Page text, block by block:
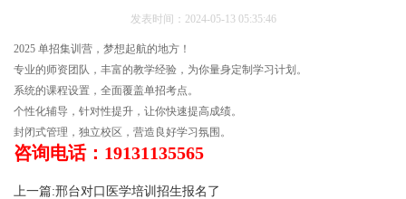
发表时间：2024-05-13 05:35:46
2025 单招集训营，梦想起航的地方！
专业的师资团队，丰富的教学经验，为你量身定制学习计划。
系统的课程设置，全面覆盖单招考点。
‍个性化辅导，针对性提升，让你快速提高成绩。
封闭式管理，独立校区，营造良好学习氛围。
咨询电话：19131135565
上一篇:邢台对口医学培训招生报名了